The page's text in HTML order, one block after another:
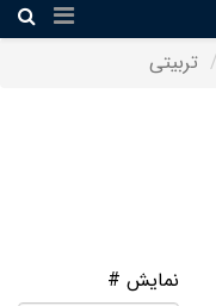
تربیتی
نمایش #